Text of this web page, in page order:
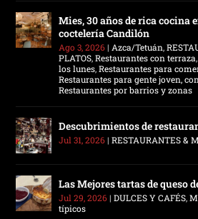
Mies, 30 años de rica cocina
coctelería Candilón
Ago 3, 2026|Azca/Tetuán,
PLATOS,Restaurantes con terraza
los lunes,Restaurantes para
Restaurantes para gente joven,
Restaurantes por barrios y zonas
Descubrimientos de
Jul 31, 2026|RESTAURANTES &
Las Mejores tartas de queso
Jul 29, 2026|DULCES Y CAFÉS,
típicos